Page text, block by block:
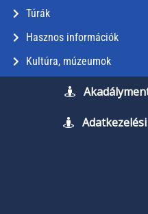
Túrák
Hasznos információk
Kultúra, múzeumok